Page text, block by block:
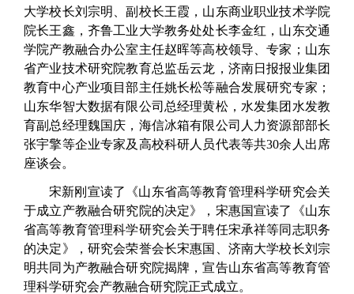
大学校长刘宗明、副校长王霞，山东商业职业技术学院
院长王鑫，齐鲁工业大学教务处处长李金红，山东交通
学院产教融合办公室主任赵晖等高校领导、专家；山东
省产业技术研究院教育总监岳云龙，济南日报报业集团
教育中心产业项目部主任姚长松等融合发展研究专家；
山东华智大数据有限公司总经理黄松，水发集团水发教
育副总经理魏国庆，海信冰箱有限公司人力资源部部长
张宇擎等企业专家及高校科研人员代表等共30余人出席
座谈会。
宋新刚宣读了《山东省高等教育管理科学研究会关
于成立产教融合研究院的决定》，宋惠国宣读了《山东
省高等教育管理科学研究会关于聘任宋承祥等同志职务
的决定》，研究会荣誉会长宋惠国、济南大学校长刘宗
明共同为产教融合研究院揭牌，宣告山东省高等教育管
理科学研究会产教融合研究院正式成立。